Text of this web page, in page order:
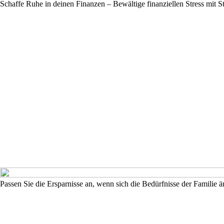
Schaffe Ruhe in deinen Finanzen – Bewältige finanziellen Stress mit
Passen Sie die Ersparnisse an, wenn sich die Bedürfnisse der Familie